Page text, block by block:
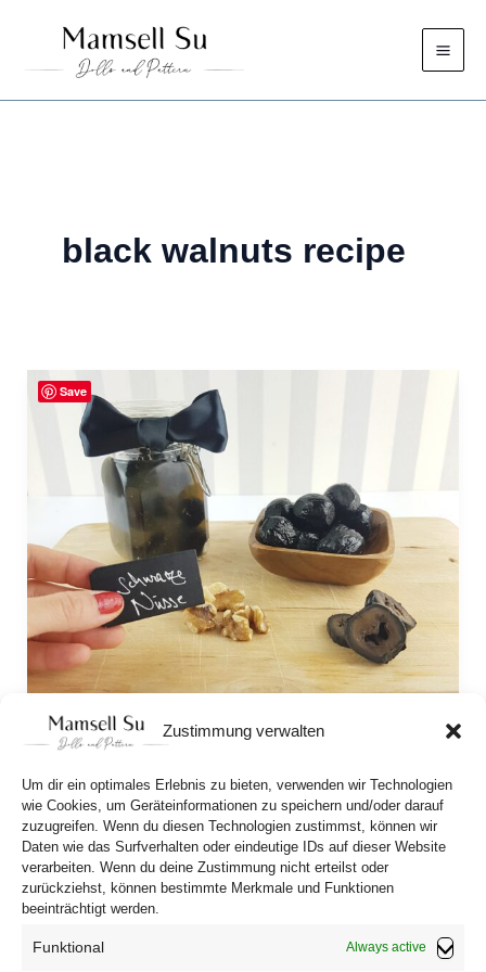
Zustimmung verwalten
Um dir ein optimales Erlebnis zu bieten, verwenden wir Technologien
wie Cookies, um Geräteinformationen zu speichern und/oder darauf
zuzugreifen. Wenn du diesen Technologien zustimmst, können wir
Daten wie das Surfverhalten oder eindeutige IDs auf dieser Website
verarbeiten. Wenn du deine Zustimmung nicht erteilst oder
zurückziehst, können bestimmte Merkmale und Funktionen
beeinträchtigt werden.
Funktional Always active
content
black walnuts recipe
Are you nuts?
delicious! Here I’ll show you how they’re made
and which dishes they pair well with.
Save